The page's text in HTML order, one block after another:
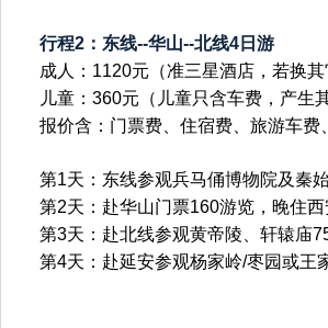
行程2：东线--华山--北线4日游
成人：1120元（准三星酒店，若换
儿童：360元（儿童只含车费，产生
报价含：门票费、住宿费、旅游车费
第1天：东线参观兵马俑博物院及秦
第2天：赴华山门票160游览，晚住
第3天：赴北线参观黄帝陵、轩辕庙
第4天：赴延安参观杨家岭/枣园或王